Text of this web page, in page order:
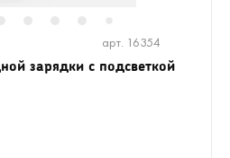
арт. 16354
зарядки с подсветкой